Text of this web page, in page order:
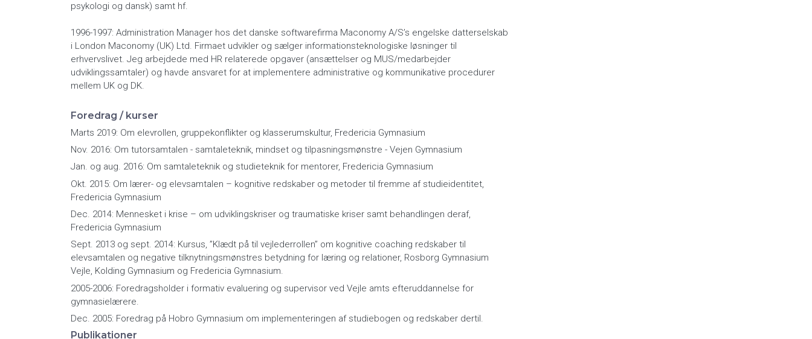
psykologi og dansk) samt hf.
1996-1997: Administration Manager hos det danske softwarefirma Maconomy A/S’s engelske datterselskab
i London Maconomy (UK) Ltd. Firmaet udvikler og sælger informationsteknologiske løsninger til
erhvervslivet. Jeg arbejdede med HR relaterede opgaver (ansættelser og MUS/medarbejder
udviklingssamtaler) og havde ansvaret for at implementere administrative og kommunikative procedurer
mellem UK og DK.
Foredrag / kurser
Marts 2019: Om elevrollen, gruppekonflikter og klasserumskultur, Fredericia Gymnasium
Nov. 2016: Om tutorsamtalen - samtaleteknik, mindset og tilpasningsmønstre - Vejen Gymnasium
Jan. og aug. 2016: Om samtaleteknik og studieteknik for mentorer, Fredericia Gymnasium
Okt. 2015: Om lærer- og elevsamtalen – kognitive redskaber og metoder til fremme af studieidentitet,
Fredericia Gymnasium
Dec. 2014: Mennesket i krise – om udviklingskriser og traumatiske kriser samt behandlingen deraf,
Fredericia Gymnasium
Sept. 2013 og sept. 2014: Kursus, ”Klædt på til vejlederrollen” om kognitive coaching redskaber til
elevsamtalen og negative tilknytningsmønstres betydning for læring og relationer, Rosborg Gymnasium
Vejle, Kolding Gymnasium og Fredericia Gymnasium.
2005-2006: Foredragsholder i formativ evaluering og supervisor ved Vejle amts efteruddannelse for
gymnasielærere.
Dec. 2005: Foredrag på Hobro Gymnasium om implementeringen af studiebogen og redskaber dertil.
Publikationer